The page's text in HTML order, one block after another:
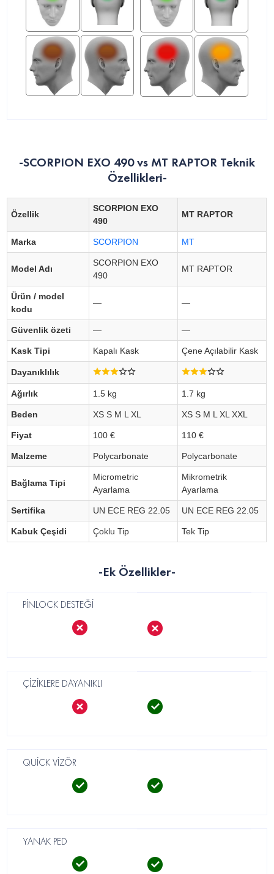
-SCORPION EXO 490 vs MT RAPTOR Teknik
Özellikleri-
Özellik
SCORPION EXO
490
MT RAPTOR
Marka SCORPION MT
Model Adı
SCORPION EXO
490
MT RAPTOR
Ürün / model
kodu
— —
Güvenlik özeti — —
Kask Tipi Kapalı Kask Çene Açılabilir Kask
Dayanıklılık
Ağırlık 1.5 kg 1.7 kg
Beden XS S M L XL XS S M L XL XXL
Fiyat 100 € 110 €
Malzeme Polycarbonate Polycarbonate
Bağlama Tipi
Micrometric
Ayarlama
Mikrometrik
Ayarlama
Sertifika UN ECE REG 22.05 UN ECE REG 22.05
Kabuk Çeşidi Çoklu Tip Tek Tip
-Ek Özellikler-
PİNLOCK DESTEĞİ
ÇİZİKLERE DAYANIKLI
QUİCK VİZÖR
YANAK PED